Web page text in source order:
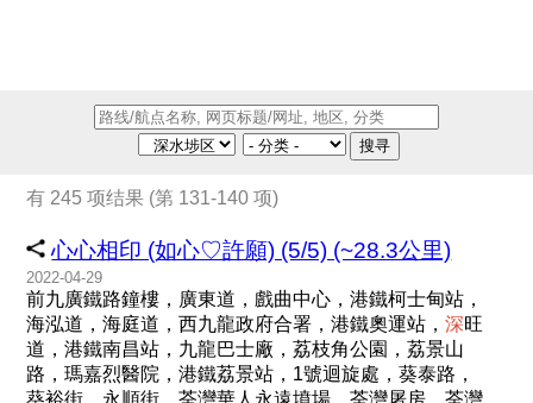
搜寻
有 245 项结果 (第 131-140 项)
心心相印 (如心♡許願) (5/5) (~28.3公里)
2022-04-29
前九廣鐵路鐘樓，廣東道，戲曲中心，港鐵柯士甸站，
海泓道，海庭道，西九龍政府合署，港鐵奧運站，深旺
道，港鐵南昌站，九龍巴士廠，荔枝角公園，荔景山
路，瑪嘉烈醫院，港鐵荔景站，1號迴旋處，葵泰路，
葵裕街，永順街，荃灣華人永遠墳場，荃灣屠房，荃灣